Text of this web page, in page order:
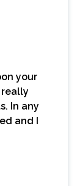
your
really
In any
and I